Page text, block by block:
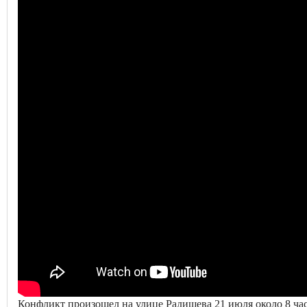
Конфликт произошел на улице Радищева 21 июля около 8